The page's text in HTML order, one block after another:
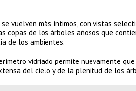
vuelven más íntimos, con vistas
copas de los árboles añosos que
de los ambientes.
vidriado permite nuevamente
del cielo y de la plenitud de los